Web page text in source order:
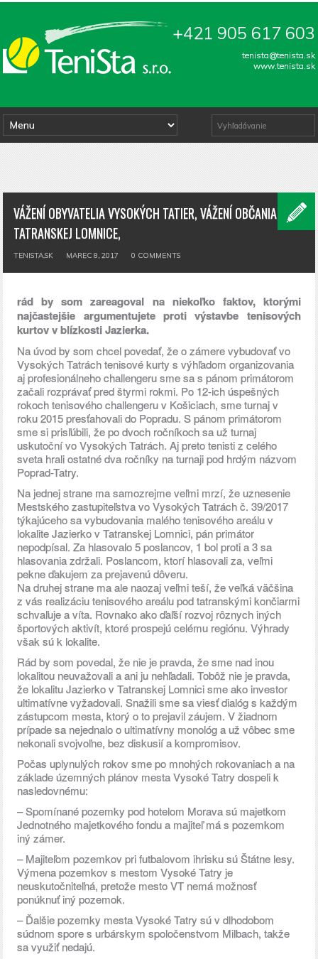
+421 905 617 603
tenista@tenista.sk
www.tenista.sk
VÁŽENÍ OBYVATELIA VYSOKÝCH TATIER, VÁŽENÍ OBČANIA
TATRANSKEJ LOMNICE,
TENISTA.SK MAREC 8, 2017 0 COMMENTS
rád by som zareagoval na niekoľko faktov, ktorými
najčastejšie argumentujete proti výstavbe tenisových
kurtov v blízkosti Jazierka.
Na úvod by som chcel povedať, že o zámere vybudovať vo
Vysokých Tatrách tenisové kurty s výhľadom organizovania
aj profesionálneho challengeru sme sa s pánom primátorom
začali rozprávať pred štyrmi rokmi. Po 12-ich úspešných
rokoch tenisového challengeru v Košiciach, sme turnaj v
roku 2015 presťahovali do Popradu. S pánom primátorom
sme si prisľúbili, že po dvoch ročníkoch sa už turnaj
uskutoční vo Vysokých Tatrách. Aj preto tenisti z celého
sveta hrali ostatné dva ročníky na turnaji pod hrdým názvom
Poprad-Tatry.
Na jednej strane ma samozrejme veľmi mrzí, že uznesenie
Mestského zastupiteľstva vo Vysokých Tatrách č. 39/2017
týkajúceho sa vybudovania malého tenisového areálu v
lokalite Jazierko v Tatranskej Lomnici, pán primátor
nepodpísal. Za hlasovalo 5 poslancov, 1 bol proti a 3 sa
hlasovania zdržali. Poslancom, ktorí hlasovali za, veľmi
pekne ďakujem za prejavenú dôveru.
Na druhej strane ma ale naozaj veľmi teší, že veľká väčšina
z vás realizáciu tenisového areálu pod tatranskými končiarmi
schvaľuje a víta. Rovnako ako ďaľší rozvoj rôznych iných
športových aktivít, ktoré prospejú celému regiónu. Výhrady
však sú k lokalite.
Rád by som povedal, že nie je pravda, že sme nad inou
lokalitou neuvažovali a ani ju nehľadali. Tobôž nie je pravda,
že lokalitu Jazierko v Tatranskej Lomnici sme ako investor
ultimatívne vyžadovali. Snažili sme sa viesť dialóg s každým
zástupcom mesta, ktorý o to prejavil záujem. V žiadnom
prípade sa nejednalo o ultimatívny monológ a už vôbec sme
nekonali svojvoľne, bez diskusií a kompromisov.
Počas uplynulých rokov sme po mnohých rokovaniach a na
základe územných plánov mesta Vysoké Tatry dospeli k
nasledovnému:
– Spomínané pozemky pod hotelom Morava sú majetkom
Jednotného majetkového fondu a majiteľ má s pozemkom
iný zámer.
– Majiteľom pozemkov pri futbalovom ihrisku sú Štátne lesy.
Výmena pozemkov s mestom Vysoké Tatry je
neuskutočniteľná, pretože mesto VT nemá možnosť
ponúknuť iný pozemok.
– Ďalšie pozemky mesta Vysoké Tatry sú v dlhodobom
súdnom spore s urbárskym spoločenstvom Milbach, takže
sa využiť nedajú.